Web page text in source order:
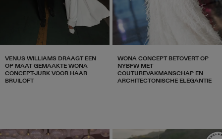
VENUS WILLIAMS DRAAGT EEN
OP MAAT GEMAAKTE WONA
CONCEPT-JURK VOOR HAAR
BRUILOFT
WONA CONCEPT BETOVERT OP
NYBFW MET
COUTUREVAKMANSCHAP EN
ARCHITECTONISCHE ELEGANTIE